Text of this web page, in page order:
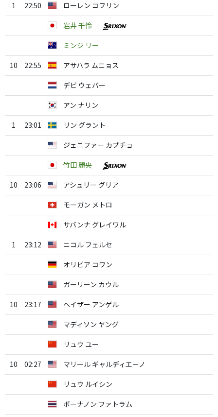
1 22:50 ローレン コフリン
岩井 千怜
ミンジ リー
10 22:55 アサハラ ムニョス
デビ ウェバー
アン ナリン
1 23:01 リン グラント
ジェニファー カプチョ
竹田 麗央
10 23:06 アシュリー グリア
モーガン メトロ
サバンナ グレイワル
1 23:12 ニコル フェルセ
オリビア コワン
ガーリーン カウル
10 23:17 ヘイザー アンゲル
マディソン ヤング
リュウ ユー
10 02:27 マリール ギャルディエーノ
リュウ ルイシン
ポーナノン ファトラム